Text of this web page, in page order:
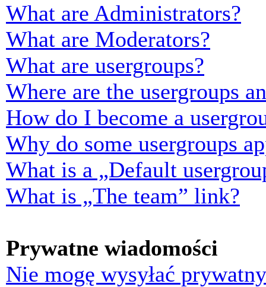
What are Administrators?
What are Moderators?
What are usergroups?
Where are the usergroups
How do I become a
Why do some usergroups
What is a „Default
What is „The team” link?
Prywatne wiadomości
Nie mogę wysyłać